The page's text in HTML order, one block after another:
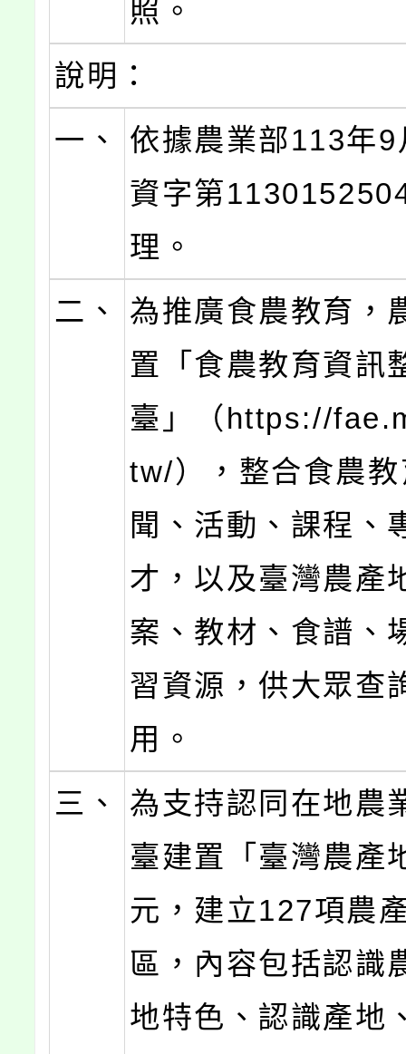
照。
說明：
一、
依據農業部113年
資字第
理。
二、
為推廣食農教育，
置「食農教育資訊
臺」（https://
tw/），整合食農
聞、活動、課程、
才，以及臺灣農產
案、教材、食譜、
習資源，供大眾查
用。
三、
為支持認同在地農
臺建置「臺灣農產
元，建立127項農
區，內容包括認識
地特色、認識產地